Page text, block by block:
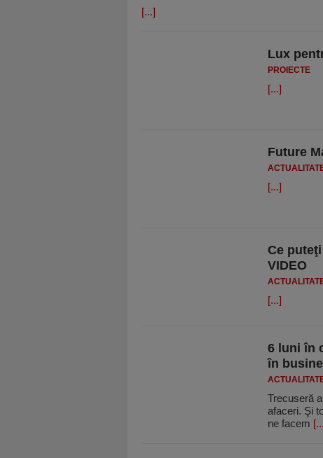
[...]
Lux
PROIECTE
[...]
Future
[...]
Ce
VIDEO
[...]
6 luni în
în
Trecuseră
afaceri. Şi
ne facem